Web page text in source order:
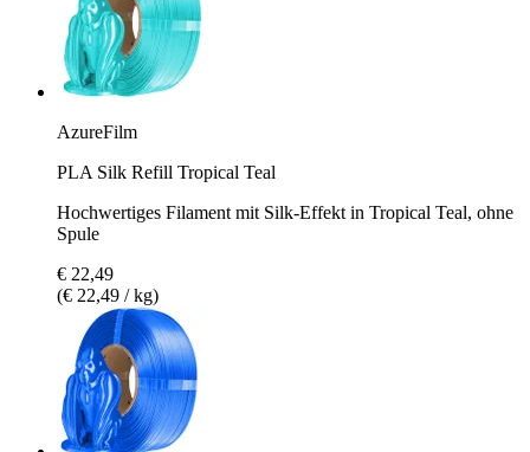
AzureFilm
PLA Silk Refill Tropical Teal
Hochwertiges Filament mit Silk-Effekt in Tropical Teal, ohne
Spule
€ 22,49
(€ 22,49 / kg)